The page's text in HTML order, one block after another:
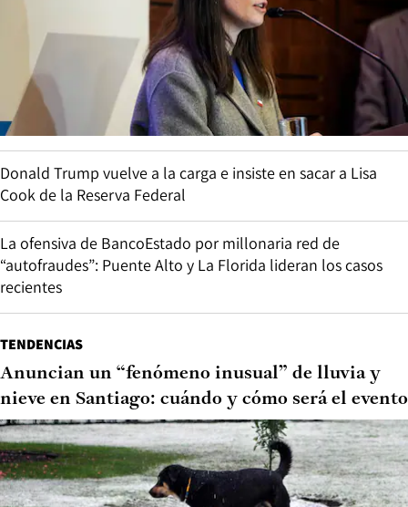
Donald Trump vuelve a la carga e insiste en sacar a Lisa
Cook de la Reserva Federal
La ofensiva de BancoEstado por millonaria red de
“autofraudes”: Puente Alto y La Florida lideran los casos
recientes
TENDENCIAS
Anuncian un “fenómeno inusual” de lluvia y
nieve en Santiago: cuándo y cómo será el evento